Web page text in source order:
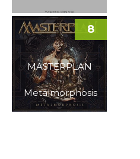
MASTERPLAN
–
Metalmorphosis
8